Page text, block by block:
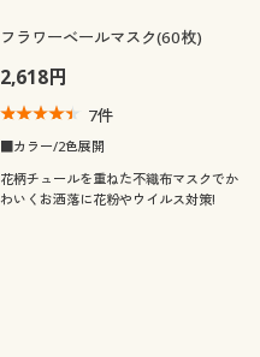
フラワーベールマスク(60枚)
2,618円
7件
■カラー/2色展開
花柄チュールを重ねた不織布マスクでか
わいくお洒落に花粉やウイルス対策!